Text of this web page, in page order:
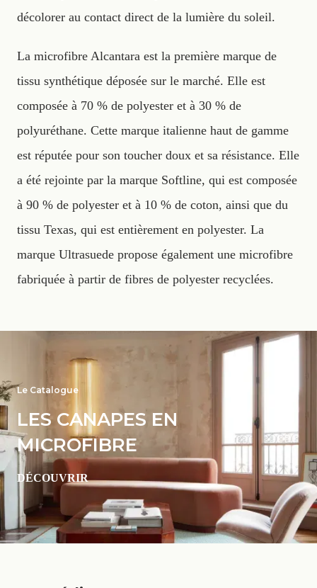
décolorer au contact direct de la lumière du soleil.
La microfibre Alcantara est la première marque de
tissu synthétique déposée sur le marché. Elle est
composée à 70 % de polyester et à 30 % de
polyuréthane. Cette marque italienne haut de gamme
est réputée pour son toucher doux et sa résistance. Elle
a été rejointe par la marque Softline, qui est composée
à 90 % de polyester et à 10 % de coton, ainsi que du
tissu Texas, qui est entièrement en polyester. La
marque Ultrasuede propose également une microfibre
fabriquée à partir de fibres de polyester recyclées.
Le Catalogue
LES CANAPES EN
MICROFIBRE
DÉCOUVRIR